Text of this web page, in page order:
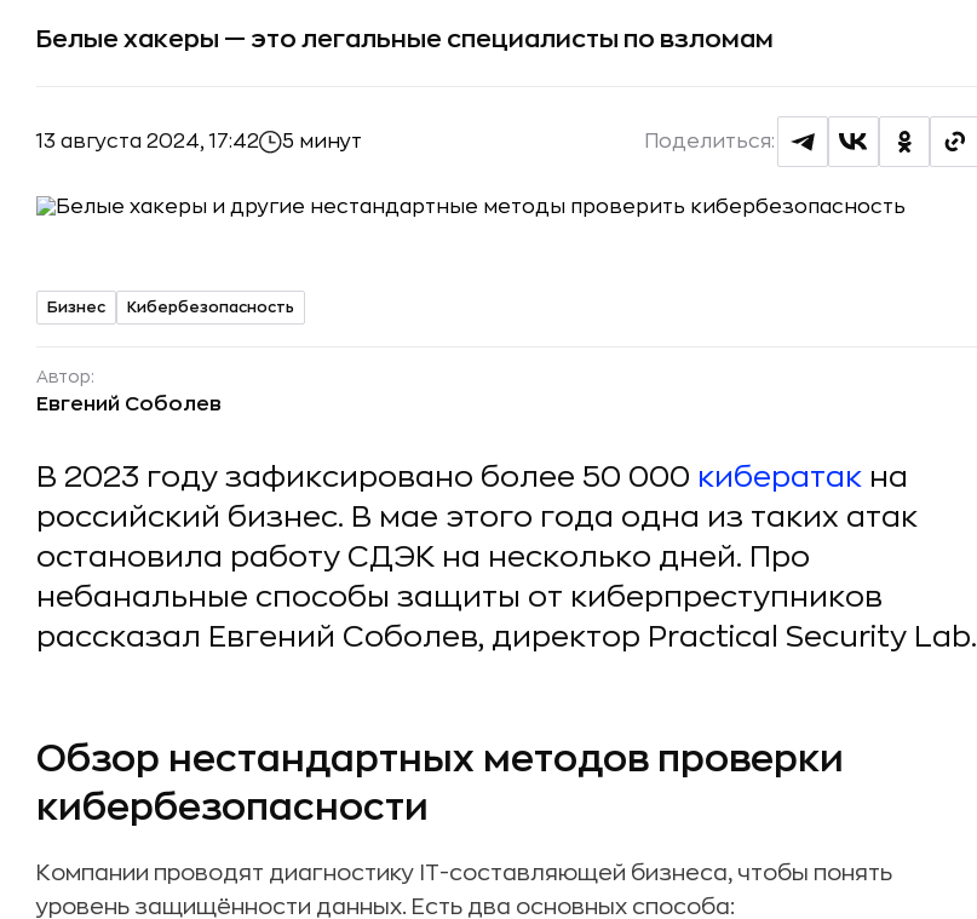
Белые хакеры — это легальные специалисты по взломам
13 августа 2024, 17:42 5 минут Поделиться:
Бизнес Кибербезопасность
Автор:
Евгений Соболев
В 2023 году зафиксировано более 50 000 кибератак на
российский бизнес. В мае этого года одна из таких атак
остановила работу СДЭК на несколько дней. Про
небанальные способы защиты от киберпреступников
рассказал Евгений Соболев, директор Practical Security Lab.
Обзор нестандартных методов проверки
кибербезопасности
Компании проводят диагностику IT-составляющей бизнеса, чтобы понять
уровень защищённости данных. Есть два основных способа: